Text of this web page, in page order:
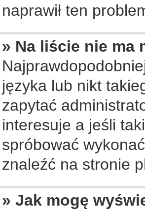
naprawił ten
» Na liście nie ma
języka lub nikt
zapytać
interesuje a jeśli
spróbować
znaleźć na stronie
» Jak mogę